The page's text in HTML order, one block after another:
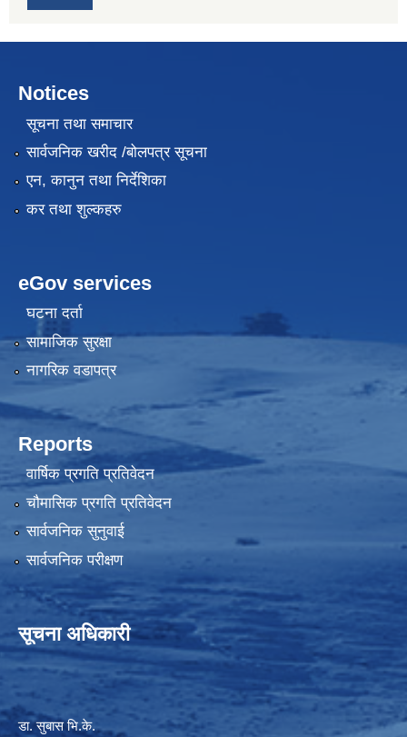
Notices
सूचना तथा समाचार
सार्वजनिक खरीद /बोलपत्र सूचना
एन, कानुन तथा निर्देशिका
कर तथा शुल्कहरु
eGov services
घटना दर्ता
सामाजिक सुरक्षा
नागरिक वडापत्र
Reports
वार्षिक प्रगति प्रतिवेदन
चौमासिक प्रगति प्रतिवेदन
सार्वजनिक सुनुवाई
सार्वजनिक परीक्षण
सूचना अधिकारी
डा. सुबास भि.के.